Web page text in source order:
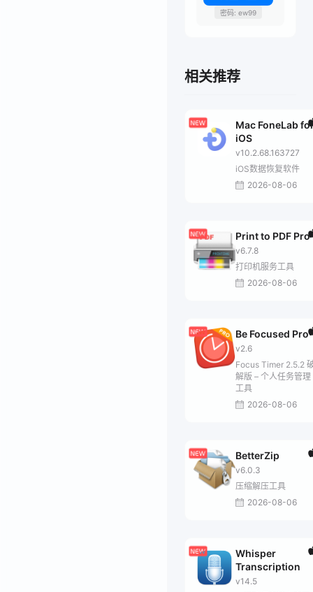
密码: ew99
相关推荐
Mac FoneLab
iOS
v10.2.68.163727
iOS数据恢复软件
2026-08-06
Print to PDF Pro
v6.7.8
打印机服务工具
2026-08-06
Be Focused Pro
v2.6
Focus Timer 2.5.2
解版 – 个人任务管理
工具
2026-08-06
BetterZip
v6.0.3
压缩解压工具
2026-08-06
Whisper
Transcription
v14.5